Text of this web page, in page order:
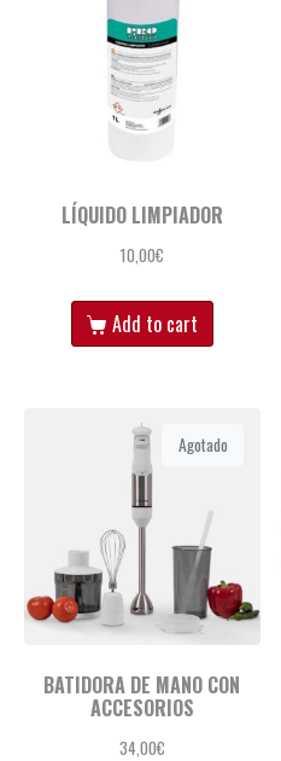
LÍQUIDO LIMPIADOR
10,00€
Add to cart
Agotado
BATIDORA DE MANO CON
ACCESORIOS
34,00€